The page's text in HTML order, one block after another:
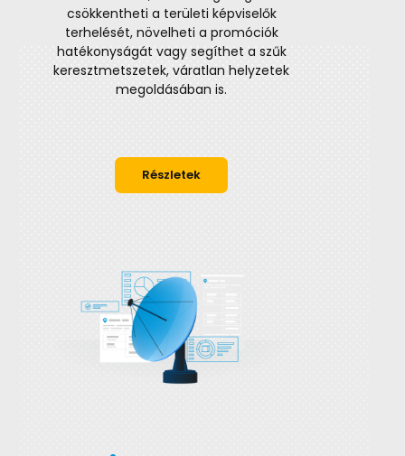
csökkentheti a területi képviselők
terhelését, növelheti a promóciók
hatékonyságát vagy segíthet a szűk
keresztmetszetek, váratlan helyzetek
megoldásában is.
Részletek